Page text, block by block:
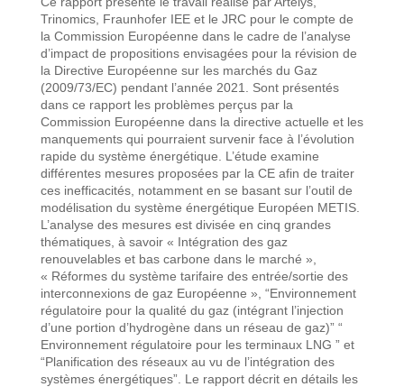
Trinomics, Fraunhofer IEE et le JRC pour le compte de
la Commission Européenne dans le cadre de l’analyse
d’impact de propositions envisagées pour la révision de
la Directive Européenne sur les marchés du Gaz
(2009/73/EC) pendant l’année 2021. Sont présentés
dans ce rapport les problèmes perçus par la
Commission Européenne dans la directive actuelle et les
manquements qui pourraient survenir face à l’évolution
rapide du système énergétique. L’étude examine
différentes mesures proposées par la CE afin de traiter
ces inefficacités, notamment en se basant sur l’outil de
modélisation du système énergétique Européen METIS.
L’analyse des mesures est divisée en cinq grandes
thématiques, à savoir « Intégration des gaz
renouvelables et bas carbone dans le marché »,
« Réformes du système tarifaire des entrée/sortie des
interconnexions de gaz Européenne », “Environnement
régulatoire pour la qualité du gaz (intégrant l’injection
d’une portion d’hydrogène dans un réseau de gaz)” “
Environnement régulatoire pour les terminaux LNG ” et
“Planification des réseaux au vu de l’intégration des
systèmes énergétiques”. Le rapport décrit en détails les